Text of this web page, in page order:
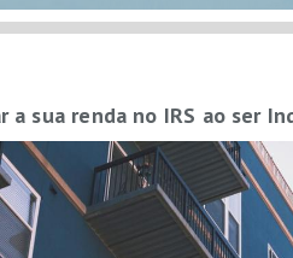
a sua renda no IRS ao ser